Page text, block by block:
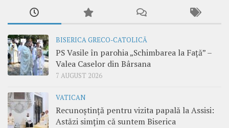
BISERICA GRECO-CATOLICĂ
PS Vasile în parohia „Schimbarea la Față” –
Valea Caselor din Bârsana
7 AUGUST 2026
VATICAN
Recunoștință pentru vizita papală la Assisi:
Astăzi simțim că suntem Biserica